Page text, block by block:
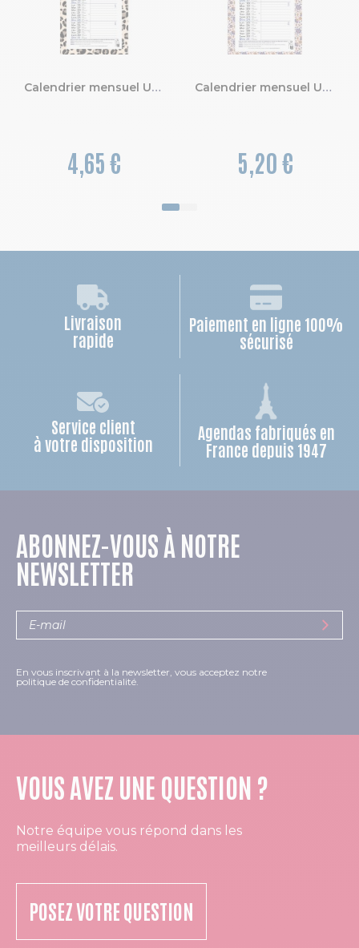
Calendrier mensuel URBAN avec feuillets détachables 13 x 23 cm sur support plaque imprimée 16 x 33 cm 2027 ROAR
4,65 €
Calendrier mensuel URBAN avec feuillets détachables 15,5 x 28,5 cm support plaque imprimée 19 x 41 cm 2027 Color Design
5,20 €
Livraison
rapide
Paiement en ligne 100%
sécurisé
Service client
à votre disposition
Agendas fabriqués en
France depuis 1947
ABONNEZ-VOUS À NOTRE
NEWSLETTER
En vous inscrivant à la newsletter, vous acceptez notre
politique de confidentialité.
VOUS AVEZ UNE QUESTION ?
Notre équipe vous répond dans les
meilleurs délais.
POSEZ VOTRE QUESTION